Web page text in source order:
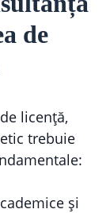
de
licență,
trebuie
și